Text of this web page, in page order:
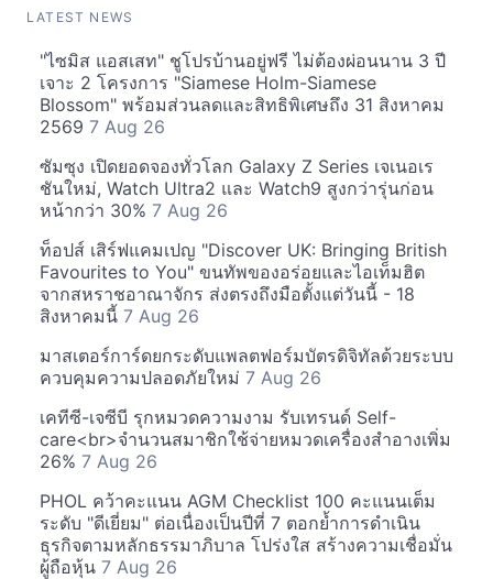
LATEST NEWS
"ไซมิส แอสเสท" ชูโปรบ้านอยู่ฟรี ไม่ต้องผ่อนนาน 3 ปี
เจาะ 2 โครงการ "Siamese Holm-Siamese
Blossom" พร้อมส่วนลดและสิทธิพิเศษถึง 31 สิงหาคม
2569 7 Aug 26
ซัมซุง เปิดยอดจองทั่วโลก Galaxy Z Series เจเนอเร
ชันใหม่, Watch Ultra2 และ Watch9 สูงกว่ารุ่นก่อน
หน้ากว่า 30% 7 Aug 26
ท็อปส์ เสิร์ฟแคมเปญ "Discover UK: Bringing British
Favourites to You" ขนทัพของอร่อยและไอเท็มฮิต
จากสหราชอาณาจักร ส่งตรงถึงมือตั้งแต่วันนี้ - 18
สิงหาคมนี้ 7 Aug 26
มาสเตอร์การ์ดยกระดับแพลตฟอร์มบัตรดิจิทัลด้วยระบบ
ควบคุมความปลอดภัยใหม่ 7 Aug 26
เคทีซี-เจซีบี รุกหมวดความงาม รับเทรนด์ Self-
care<br>จำนวนสมาชิกใช้จ่ายหมวดเครื่องสำอางเพิ่ม
26% 7 Aug 26
PHOL คว้าคะแนน AGM Checklist 100 คะแนนเต็ม
ระดับ "ดีเยี่ยม" ต่อเนื่องเป็นปีที่ 7 ตอกย้ำการดำเนิน
ธุรกิจตามหลักธรรมาภิบาล โปร่งใส สร้างความเชื่อมั่น
ผู้ถือหุ้น 7 Aug 26